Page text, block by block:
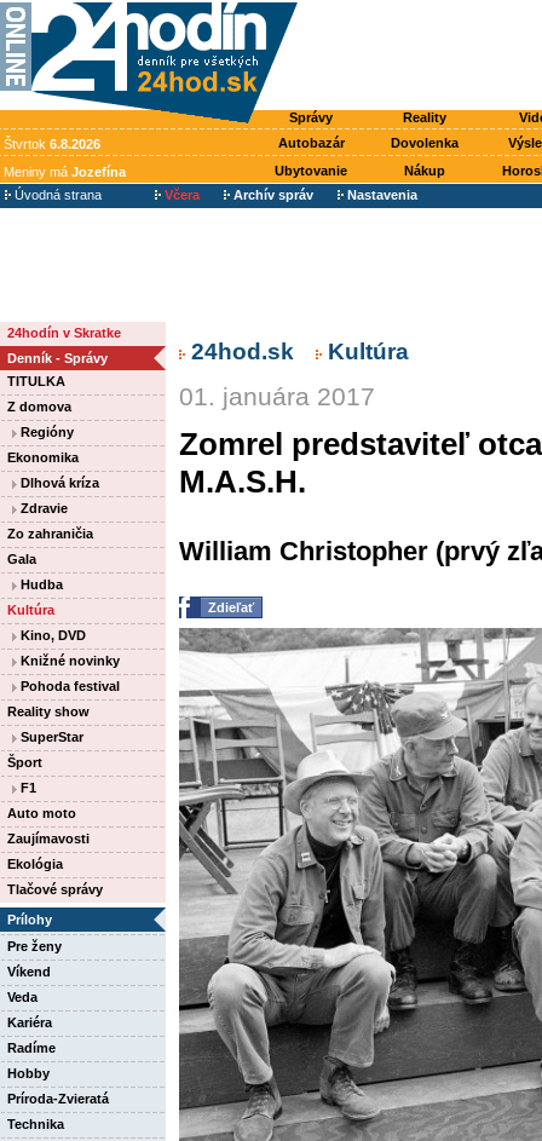
Správy Reality
Štvrtok 6.8.2026 Autobazár Dovolenka
Meniny má Jozefína Ubytovanie Nákup
Úvodná strana
Včera Archív správ Nastavenia
24hodín v Skratke
Denník - Správy
TITULKA
Z domova
Regióny
Ekonomika
Dlhová kríza
Zdravie
Zo zahraničia
Gala
Hudba
Kultúra
Kino, DVD
Knižné novinky
Pohoda festival
Reality show
SuperStar
Šport
F1
Auto moto
Zaujímavosti
Ekológia
Tlačové správy
Prílohy
Pre ženy
Víkend
Veda
Kariéra
Radíme
Hobby
Príroda-Zvieratá
Technika
24hod.sk Kultúra
01. januára 2017
Zomrel predstaviteľ
M.A.S.H.
William Christopher (prvý
Zdieľať